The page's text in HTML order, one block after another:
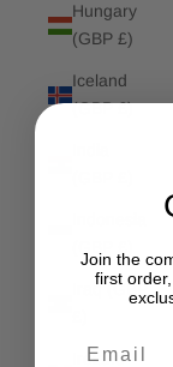
Hungary
(GBP £)
Iceland
(GBP £)
Iraq (GBP
Ireland
Join the
first